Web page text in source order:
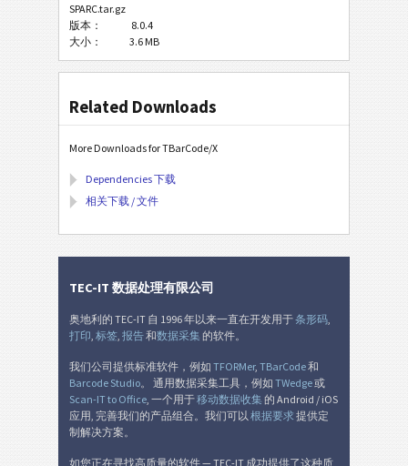
SPARC.tar.gz
版本：
8.0.4
大小：
3.6 MB
Related Downloads
More Downloads for TBarCode/X
Dependencies 下载
相关下载 / 文件
TEC-IT 数据处理有限公司
奥地利的 TEC-IT 自 1996 年以来一直在开发用于条形码
打印 标签 报告和数据采集的软件。
我们公司提供标准软件，例如 TFORMer, TBarCode和
Barcode Studio。 通用数据采集工具，例如 TWedge或
Scan-IT to Office , 一个用于移动数据收集的 Android / iOS
应用, 完善我们的产品组合。我们可以 根据要求 提供定
制解决方案。
如您正在寻找高质量的软件 — TEC-IT 成功提供了这种质